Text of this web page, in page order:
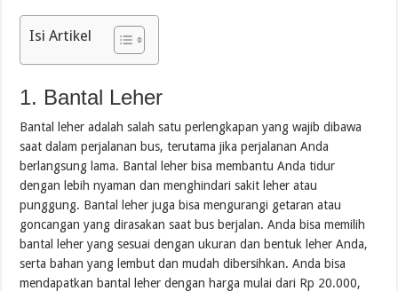
Isi Artikel
1. Bantal Leher
Bantal leher adalah salah satu perlengkapan yang wajib dibawa
saat dalam perjalanan bus, terutama jika perjalanan Anda
berlangsung lama. Bantal leher bisa membantu Anda tidur
dengan lebih nyaman dan menghindari sakit leher atau
punggung. Bantal leher juga bisa mengurangi getaran atau
goncangan yang dirasakan saat bus berjalan. Anda bisa memilih
bantal leher yang sesuai dengan ukuran dan bentuk leher Anda,
serta bahan yang lembut dan mudah dibersihkan. Anda bisa
mendapatkan bantal leher dengan harga mulai dari Rp 20.000,